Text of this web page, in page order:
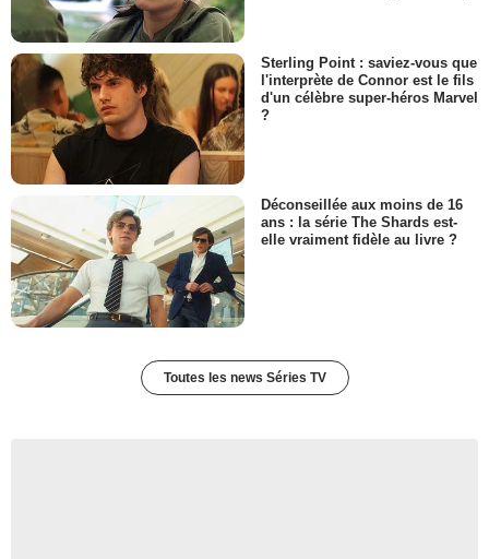
Sterling Point : saviez-vous que
l'interprète de Connor est le fils
d'un célèbre super-héros Marvel
?
Déconseillée aux moins de 16
ans : la série The Shards est-
elle vraiment fidèle au livre ?
Toutes les news Séries TV